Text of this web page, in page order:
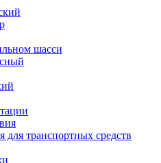
шасси
транспортных средств